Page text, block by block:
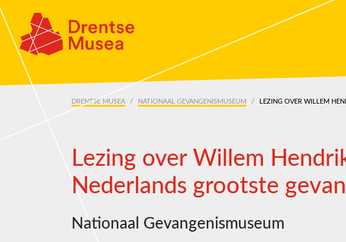
Skip navigation
DRENTSE MUSEA NATIONAAL GEVANGENISMUSEUM LEZING OVER WILLEM
Lezing over Willem
Nederlands grootste
Nationaal Gevangenismuseum